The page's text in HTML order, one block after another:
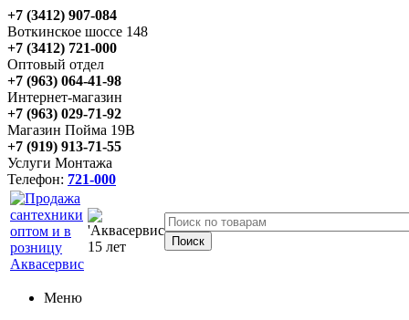
+7 (3412) 907-084
Воткинское шоссе 148
+7 (3412) 721-000
Оптовый отдел
+7 (963) 064-41-98
Интернет-магазин
+7 (963) 029-71-92
Магазин Пойма 19В
+7 (919) 913-71-55
Услуги Монтажа
Телефон: 721-000
Меню